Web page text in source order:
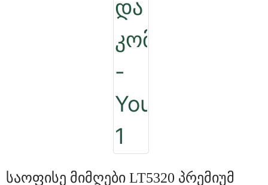
Საოფისე Მიმღები LT5320 Პრემიუმ